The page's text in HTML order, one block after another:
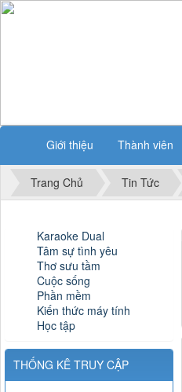
Giới thiệu Thành viên
Trang Chủ Tin Tức
Karaoke Dual
Tâm sự tình yêu
Thơ sưu tầm
Cuộc sống
Phần mềm
Kiến thức máy tính
Học tập
THỐNG KÊ TRUY CẬP